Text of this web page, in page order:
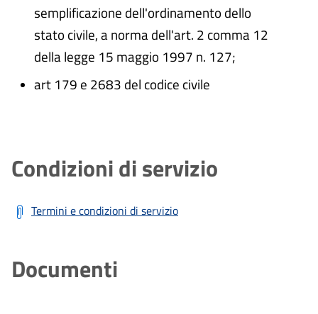
semplificazione dell'ordinamento dello
stato civile, a norma dell'art. 2 comma 12
della legge 15 maggio 1997 n. 127;
art 179 e 2683 del codice civile
Condizioni di servizio
Termini e condizioni di servizio
Documenti